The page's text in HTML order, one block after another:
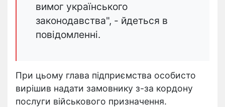
вимог українського
законодавства", - йдеться в
повідомленні.
При цьому глава підприємства особисто
вирішив надати замовнику з-за кордону
послуги військового призначення.